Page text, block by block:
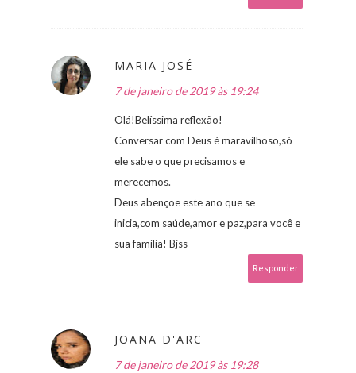
MARIA JOSÉ
7 de janeiro de 2019 às 19:24
Olá!Belíssima reflexão!
Conversar com Deus é maravilhoso,só
ele sabe o que precisamos e
merecemos.
Deus abençoe este ano que se
inicia,com saúde,amor e paz,para você e
sua família! Bjss
Responder
JOANA D'ARC
7 de janeiro de 2019 às 19:28